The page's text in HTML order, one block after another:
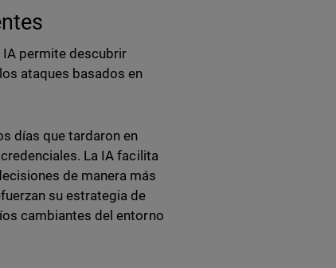
IA permite descubrir
ataques basados en
días que tardaron en
La IA facilita
de manera más
su estrategia de
cambiantes del entorno